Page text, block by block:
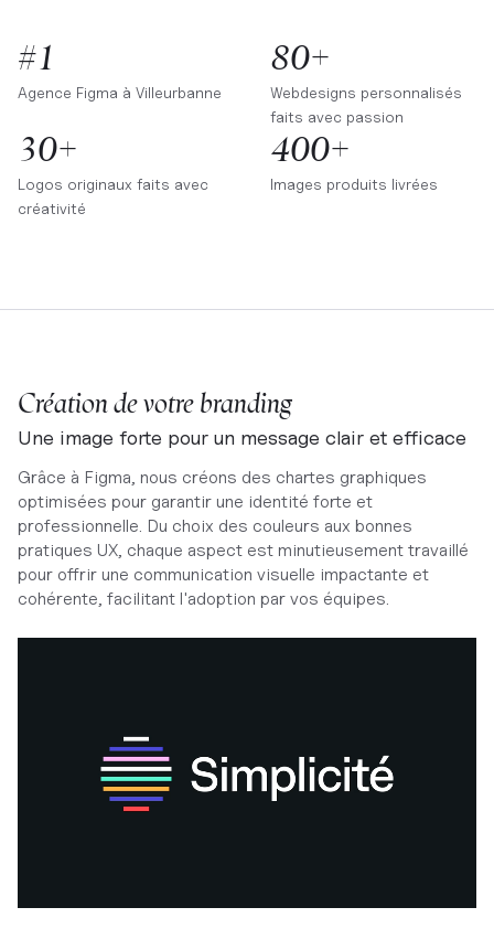
#1
Agence Figma à Villeurbanne
80+
Webdesigns personnalisés
faits avec passion
30+
Logos originaux faits avec
créativité
400+
Images produits livrées
Création de votre branding
Une image forte pour un message clair et efficace
Grâce à Figma, nous créons des chartes graphiques
optimisées pour garantir une identité forte et
professionnelle. Du choix des couleurs aux bonnes
pratiques UX, chaque aspect est minutieusement travaillé
pour offrir une communication visuelle impactante et
cohérente, facilitant l'adoption par vos équipes.